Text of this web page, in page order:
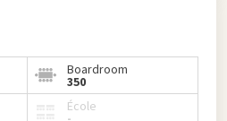
Boardroom
350
École